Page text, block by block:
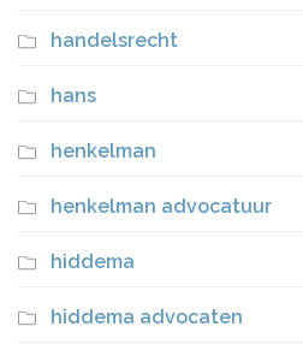
handelsrecht
hans
henkelman
henkelman advocatuur
hiddema
hiddema advocaten